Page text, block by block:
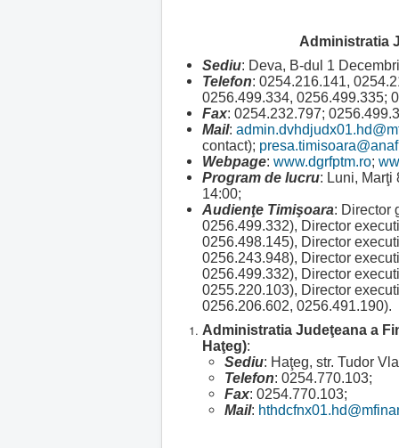
Administratia
Sediu: Deva, B-dul 1
Telefon: 0254.216.141,
0256.499.334, 0256.499.335;
Fax: 0254.232.797;
Mail:
contact);
Webpage: www.dgrfptm.ro;
Program de lucru: Luni, Marţi
14:00;
Audienţe Timişoara: Director
0256.499.332), Director
0256.498.145), Director
0256.243.948), Director
0256.499.332), Director
0255.220.103), Director
0256.206.602, 0256.491.190).
Administratia Judeţeana a
Haţeg):
Sediu: Haţeg, str. Tudor
Telefon: 0254.770.103;
Fax: 0254.770.103;
Mail: